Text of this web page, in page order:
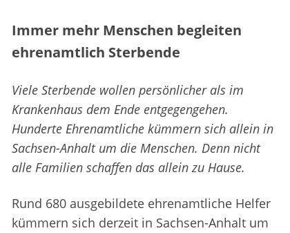
Immer mehr Menschen begleiten
ehrenamtlich Sterbende
Viele Sterbende wollen persönlicher als im
Krankenhaus dem Ende entgegengehen.
Hunderte Ehrenamtliche kümmern sich allein in
Sachsen-Anhalt um die Menschen. Denn nicht
alle Familien schaffen das allein zu Hause.
Rund 680 ausgebildete ehrenamtliche Helfer
kümmern sich derzeit in Sachsen-Anhalt um